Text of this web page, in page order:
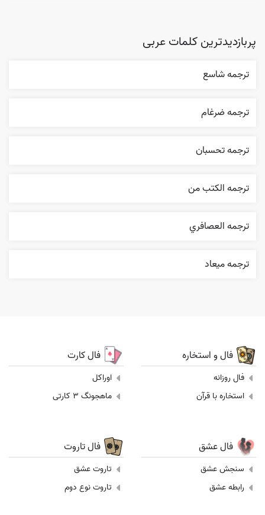
پربازدیدترین کلمات عربی
ترجمه شاسع
ترجمه ضرغام
ترجمه تحسبان
ترجمه الکتب من
ترجمه العصافري
ترجمه ميعاد
فال و استخاره
فال روزانه
استخاره با قرآن
فال کارت
اوراکل
ماهجونگ 3 کارتی
فال عشق
سنجش عشق
رابطه عشق
فال تاروت
تاروت عشق
تاروت نوع دوم